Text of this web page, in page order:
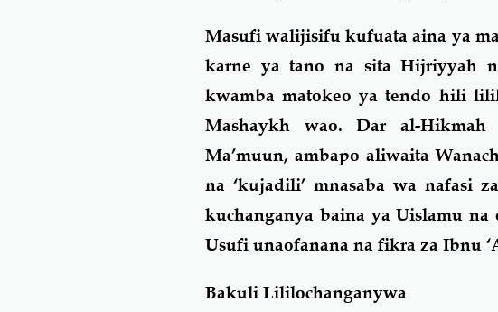
Masufi walijisifu kufuata aina ya
karne ya tano na sita Hijriyyah
kwamba matokeo ya tendo hili
Mashaykh wao. Dar al-
Ma’muun, ambapo aliwaita
na ‘kujadili’ mnasaba wa nafasi
kuchanganya baina ya Uislamu
Usufi unaofanana na fikra za Ibnu
Bakuli Lililochanganywa